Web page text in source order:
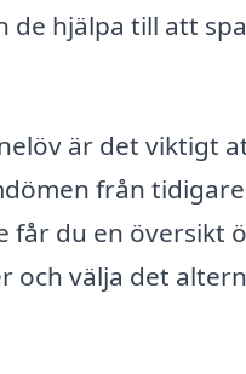
hjälpa till att
är det viktigt
från
du en översikt
välja det